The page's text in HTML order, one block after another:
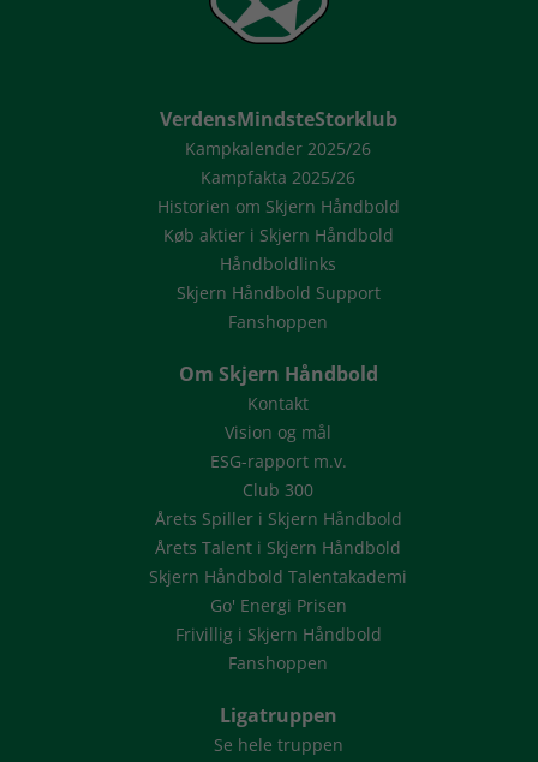
VerdensMindsteStorklub
Kampkalender 2025/26
Kampfakta 2025/26
Historien om Skjern Håndbold
Køb aktier i Skjern Håndbold
Håndboldlinks
Skjern Håndbold Support
Fanshoppen
Om Skjern Håndbold
Kontakt
Vision og mål
ESG-rapport m.v.
Club 300
Årets Spiller i Skjern Håndbold
Årets Talent i Skjern Håndbold
Skjern Håndbold Talentakademi
Go' Energi Prisen
Frivillig i Skjern Håndbold
Fanshoppen
Ligatruppen
Se hele truppen